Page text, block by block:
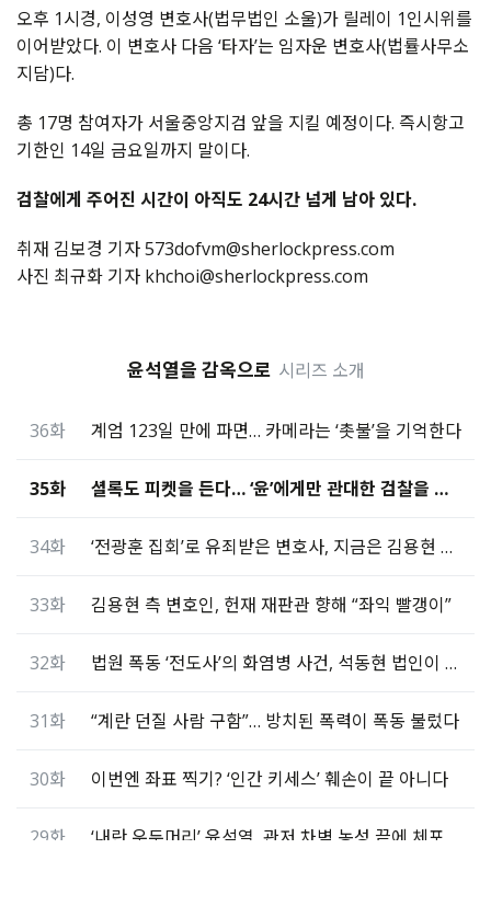
오후 1시경, 이성영 변호사(법무법인 소울)가 릴레이 1인시위를
이어받았다. 이 변호사 다음 ‘타자’는 임자운 변호사(법률사무소
지담)다.
총 17명 참여자가 서울중앙지검 앞을 지킬 예정이다. 즉시항고
기한인 14일 금요일까지 말이다.
검찰에게 주어진 시간이 아직도 24시간 넘게 남아 있다.
취재 김보경 기자 573dofvm@sherlockpress.com
사진 최규화 기자 khchoi@sherlockpress.com
윤석열을 감옥으로 시리즈 소개
36화 계엄 123일 만에 파면… 카메라는 ‘촛불’을 기억한다
35화 셜록도 피켓을 든다… ‘윤’에게만 관대한 검찰을 향해
34화 ‘전광훈 집회’로 유죄받은 변호사, 지금은 김용현 변호
33화 김용현 측 변호인, 헌재 재판관 향해 “좌익 빨갱이”
32화 법원 폭동 ‘전도사’의 화염병 사건, 석동현 법인이 변호
31화 “계란 던질 사람 구함”… 방치된 폭력이 폭동 불렀다
30화 이번엔 좌표 찍기? ‘인간 키세스’ 훼손이 끝 아니다
29화 ‘내란 우두머리’ 윤석열, 관저 차벽 농성 끝에 체포